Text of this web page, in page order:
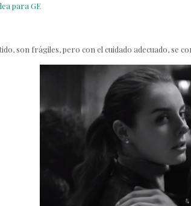
para GE
son frágiles, pero con el cuidado adecuado, se